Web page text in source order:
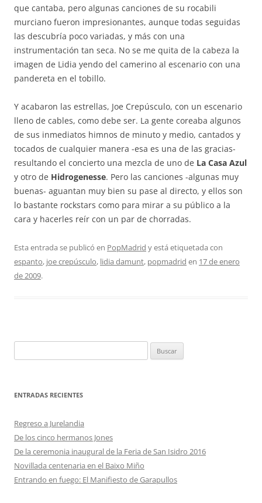
que cantaba, pero algunas canciones de su rocabili
murciano fueron impresionantes, aunque todas seguidas
las descubría poco variadas, y más con una
instrumentación tan seca. No se me quita de la cabeza la
imagen de Lidia yendo del camerino al escenario con una
pandereta en el tobillo.
Y acabaron las estrellas, Joe Crepúsculo, con un escenario
lleno de cables, como debe ser. La gente coreaba algunos
de sus inmediatos himnos de minuto y medio, cantados y
tocados de cualquier manera -esa es una de las gracias-
resultando el concierto una mezcla de uno de La Casa Azul
y otro de Hidrogenesse. Pero las canciones -algunas muy
buenas- aguantan muy bien su pase al directo, y ellos son
lo bastante rockstars como para mirar a su público a la
cara y hacerles reír con un par de chorradas.
Esta entrada se publicó en PopMadrid y está etiquetada con
espanto, joe crepúsculo, lidia damunt, popmadrid en 17 de enero
de 2009.
ENTRADAS RECIENTES
Regreso a Jurelandia
De los cinco hermanos Jones
De la ceremonia inaugural de la Feria de San Isidro 2016
Novillada centenaria en el Baixo Miño
Entrando en fuego: El Manifiesto de Garapullos